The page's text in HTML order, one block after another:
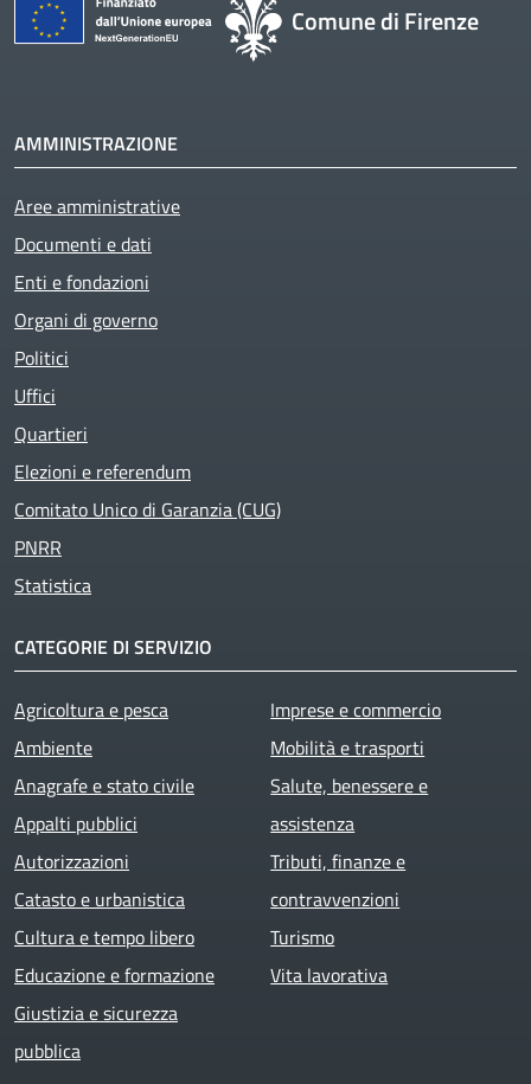
Comune di Firenze
AMMINISTRAZIONE
Aree amministrative
Documenti e dati
Enti e fondazioni
Organi di governo
Politici
Uffici
Quartieri
Elezioni e referendum
Comitato Unico di Garanzia (CUG)
PNRR
Statistica
CATEGORIE DI SERVIZIO
Agricoltura e pesca
Ambiente
Anagrafe e stato civile
Appalti pubblici
Autorizzazioni
Catasto e urbanistica
Cultura e tempo libero
Educazione e formazione
Giustizia e sicurezza
pubblica
Imprese e commercio
Mobilità e trasporti
Salute, benessere e
assistenza
Tributi, finanze e
contravvenzioni
Turismo
Vita lavorativa